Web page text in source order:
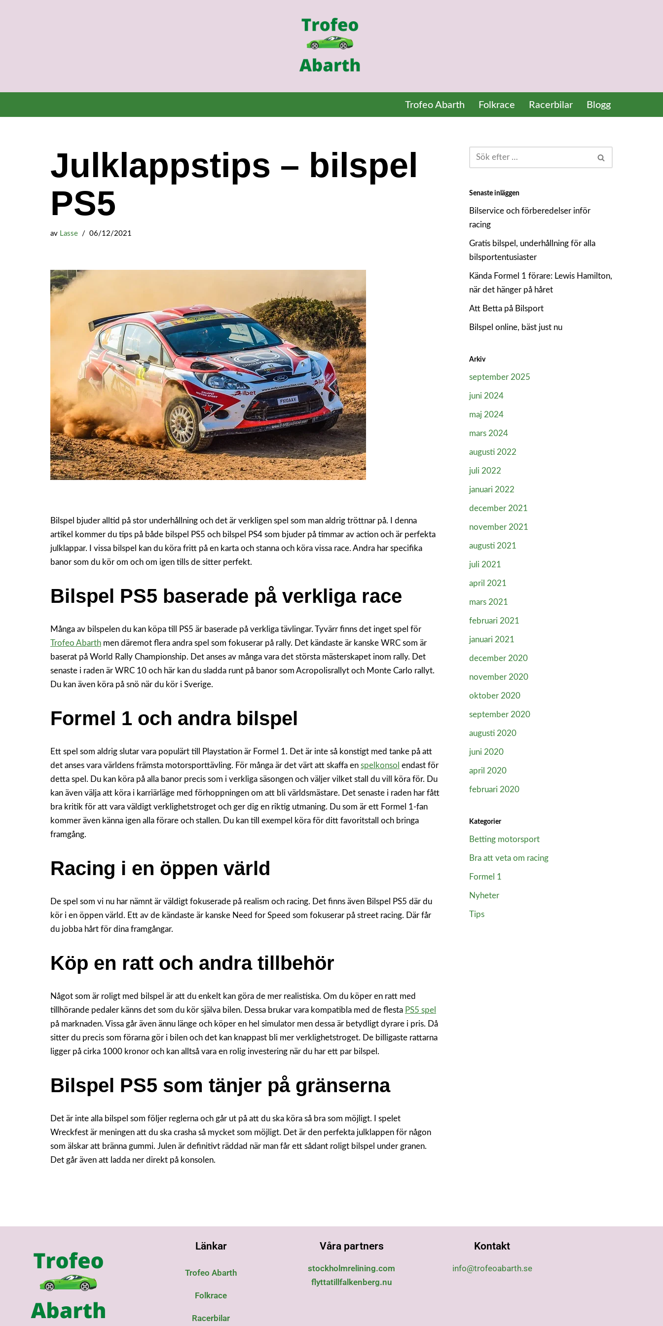
Trofeo Abarth Folkrace Racerbilar Blogg
Julklappstips – bilspel
PS5
av Lasse 06/12/2021
Bilspel bjuder alltid på stor underhållning och det är verkligen spel som man aldrig tröttnar på. I denna
artikel kommer du tips på både bilspel PS5 och bilspel PS4 som bjuder på timmar av action och är perfekta
julklappar. I vissa bilspel kan du köra fritt på en karta och stanna och köra vissa race. Andra har specifika
banor som du kör om och om igen tills de sitter perfekt.
Bilspel PS5 baserade på verkliga race
Många av bilspelen du kan köpa till PS5 är baserade på verkliga tävlingar. Tyvärr finns det inget spel för
Trofeo Abarth men däremot flera andra spel som fokuserar på rally. Det kändaste är kanske WRC som är
baserat på World Rally Championship. Det anses av många vara det största mästerskapet inom rally. Det
senaste i raden är WRC 10 och här kan du sladda runt på banor som Acropolisrallyt och Monte Carlo rallyt.
Du kan även köra på snö när du kör i Sverige.
Formel 1 och andra bilspel
Ett spel som aldrig slutar vara populärt till Playstation är Formel 1. Det är inte så konstigt med tanke på att
det anses vara världens främsta motorsporttävling. För många är det värt att skaffa en spelkonsol endast för
detta spel. Du kan köra på alla banor precis som i verkliga säsongen och väljer vilket stall du vill köra för. Du
kan även välja att köra i karriärläge med förhoppningen om att bli världsmästare. Det senaste i raden har fått
bra kritik för att vara väldigt verklighetstroget och ger dig en riktig utmaning. Du som är ett Formel 1-fan
kommer även känna igen alla förare och stallen. Du kan till exempel köra för ditt favoritstall och bringa
framgång.
Racing i en öppen värld
De spel som vi nu har nämnt är väldigt fokuserade på realism och racing. Det finns även Bilspel PS5 där du
kör i en öppen värld. Ett av de kändaste är kanske Need for Speed som fokuserar på street racing. Där får
du jobba hårt för dina framgångar.
Köp en ratt och andra tillbehör
Något som är roligt med bilspel är att du enkelt kan göra de mer realistiska. Om du köper en ratt med
tillhörande pedaler känns det som du kör själva bilen. Dessa brukar vara kompatibla med de flesta PS5 spel
på marknaden. Vissa går även ännu länge och köper en hel simulator men dessa är betydligt dyrare i pris. Då
sitter du precis som förarna gör i bilen och det kan knappast bli mer verklighetstroget. De billigaste rattarna
ligger på cirka 1000 kronor och kan alltså vara en rolig investering när du har ett par bilspel.
Bilspel PS5 som tänjer på gränserna
Det är inte alla bilspel som följer reglerna och går ut på att du ska köra så bra som möjligt. I spelet
Wreckfest är meningen att du ska crasha så mycket som möjligt. Det är den perfekta julklappen för någon
som älskar att bränna gummi. Julen är definitivt räddad när man får ett sådant roligt bilspel under granen.
Det går även att ladda ner direkt på konsolen.
Senaste inläggen
Bilservice och förberedelser inför
racing
Gratis bilspel, underhållning för alla
bilsportentusiaster
Kända Formel 1 förare: Lewis Hamilton,
när det hänger på håret
Att Betta på Bilsport
Bilspel online, bäst just nu
Arkiv
september 2025
juni 2024
maj 2024
mars 2024
augusti 2022
juli 2022
januari 2022
december 2021
november 2021
augusti 2021
juli 2021
april 2021
mars 2021
februari 2021
januari 2021
december 2020
november 2020
oktober 2020
september 2020
augusti 2020
juni 2020
april 2020
februari 2020
Kategorier
Betting motorsport
Bra att veta om racing
Formel 1
Nyheter
Tips
Länkar
Trofeo Abarth
Folkrace
Racerbilar
Våra partners
stockholmrelining.com
flyttatillfalkenberg.nu
Kontakt
info@trofeoabarth.se